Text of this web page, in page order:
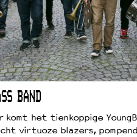
BAND
het tienkoppige
virtuoze blazers,